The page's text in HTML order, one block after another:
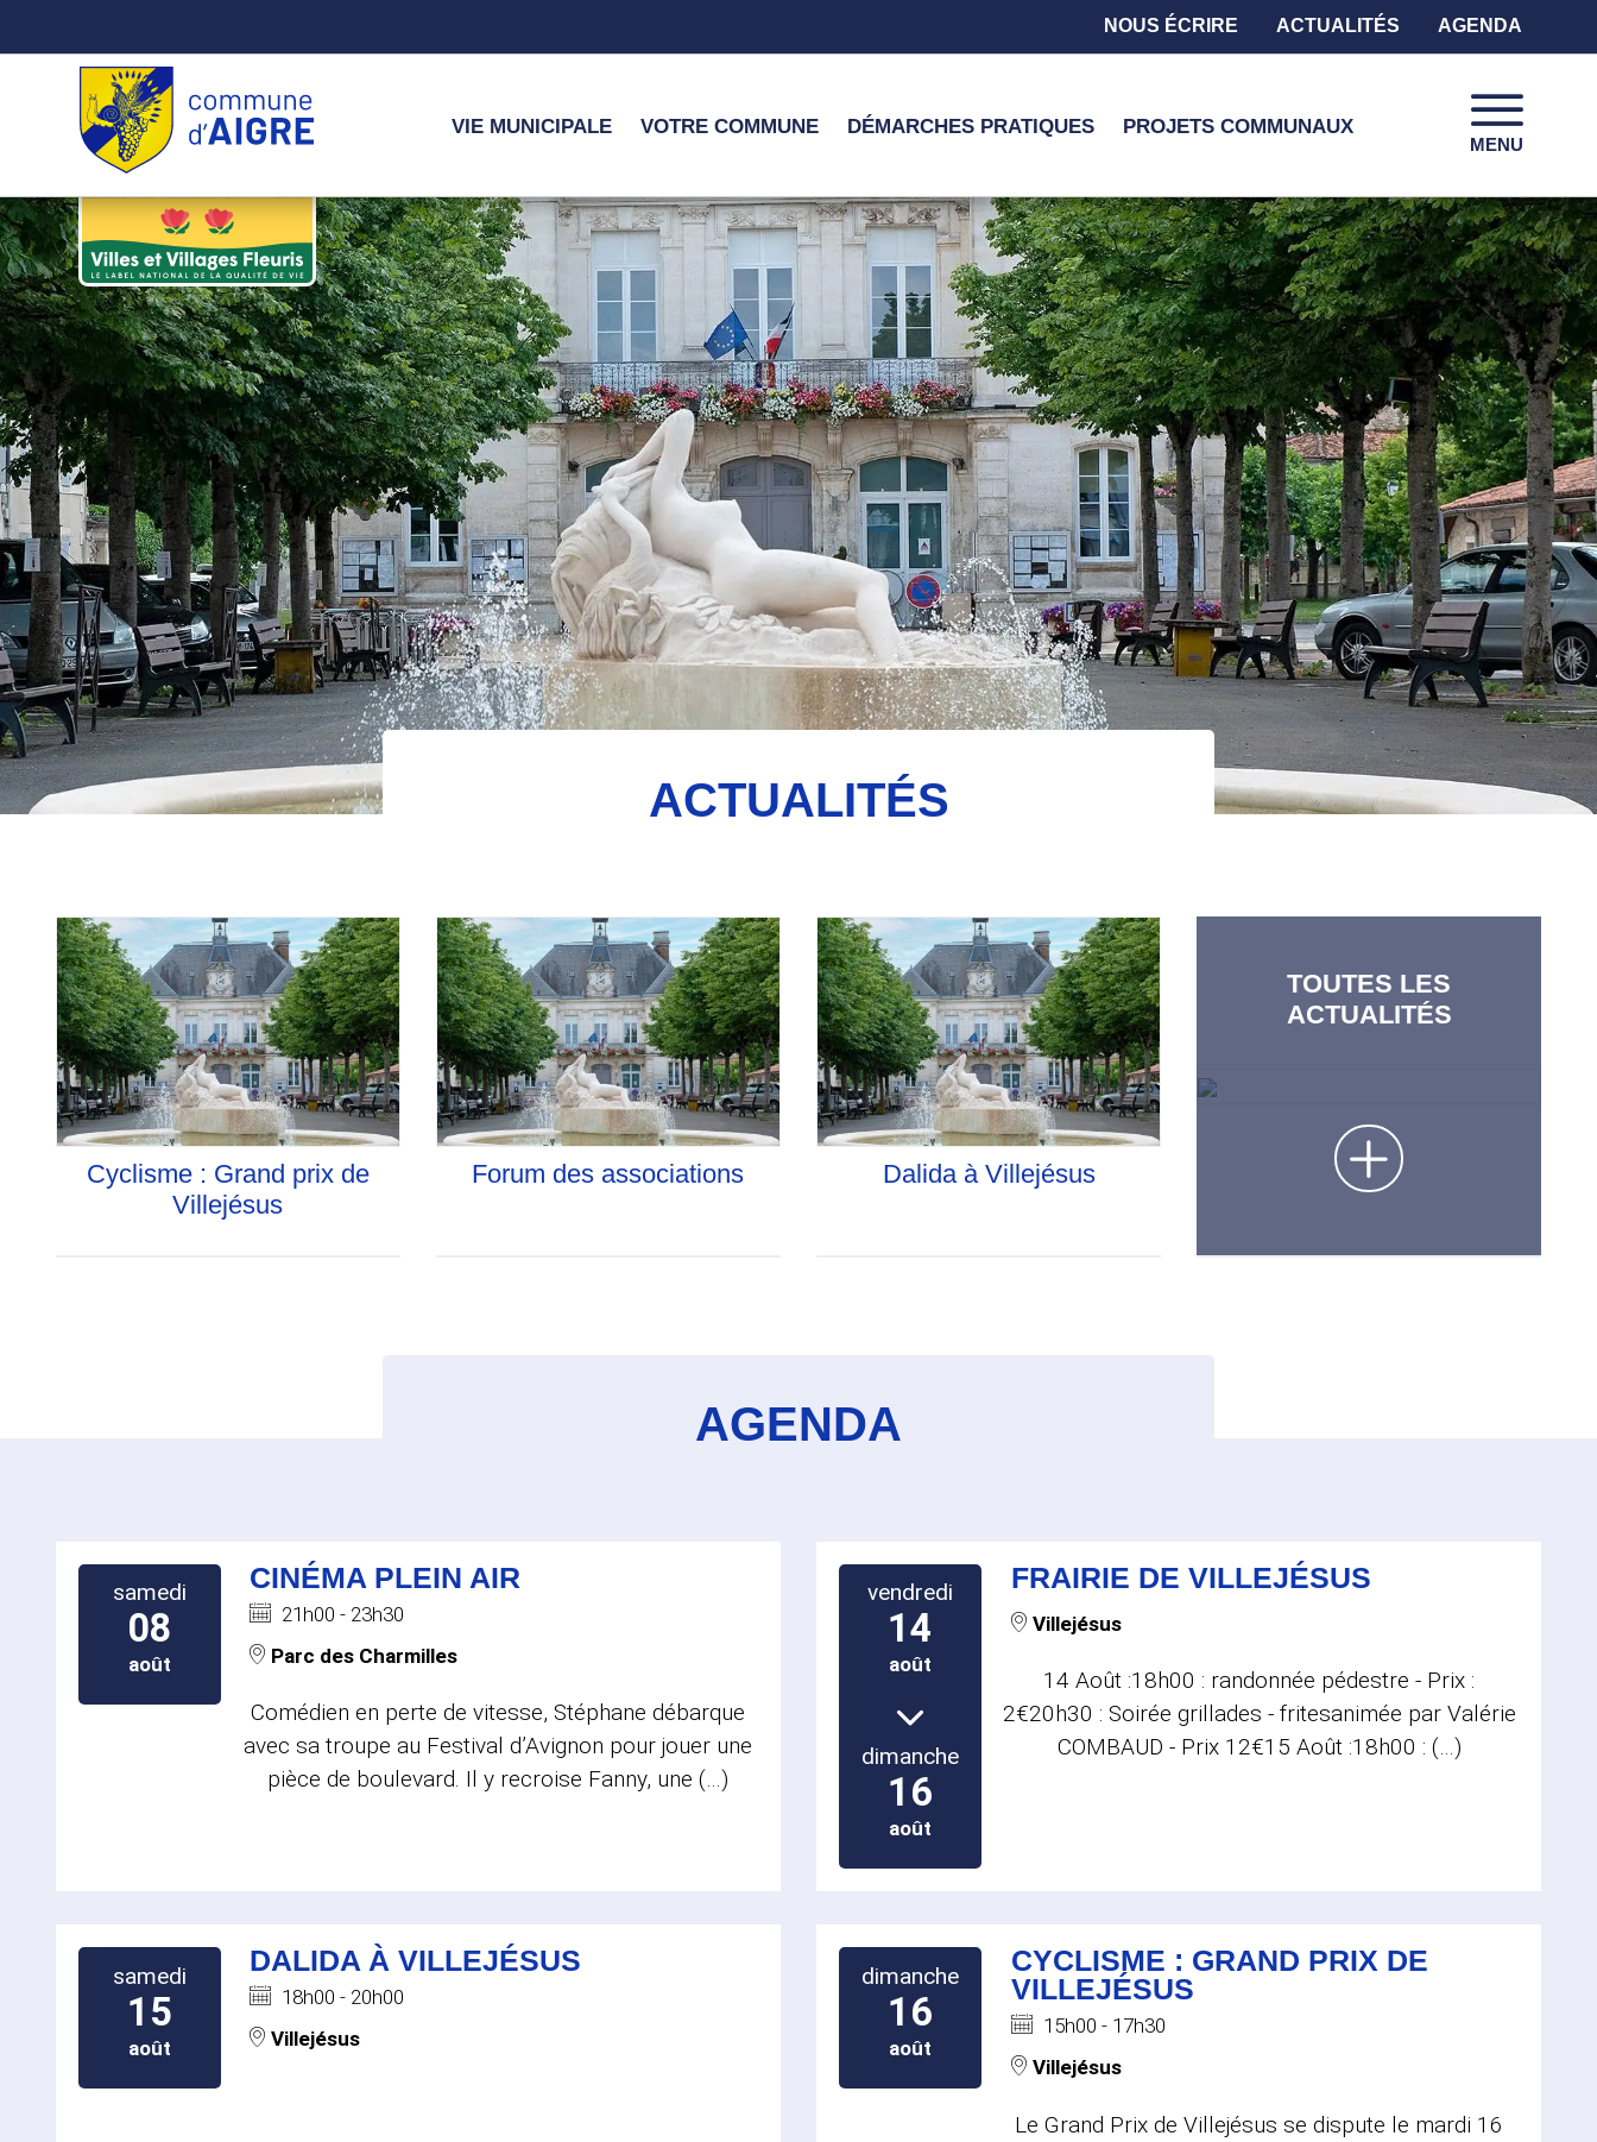
Commune d'Aigre – Infos, services et vie locale en Nord Charente
VIE MUNICIPALE VOTRE COMMUNE DÉMARCHES PRATIQUES PROJETS COMMUNAUX
MENU
NOUS ÉCRIRE ACTUALITÉS AGENDA
ACTUALITÉS
Cyclisme : Grand prix de
Villejésus
Forum des associations Dalida à Villejésus
TOUTES LES
ACTUALITÉS
AGENDA
samedi
08
août
CINÉMA PLEIN AIR
21h00 - 23h30
Parc des Charmilles
Comédien en perte de vitesse, Stéphane débarque
avec sa troupe au Festival d’Avignon pour jouer une
pièce de boulevard. Il y recroise Fanny, une (…)
vendredi
14
août
dimanche
16
août
FRAIRIE DE VILLEJÉSUS
Villejésus
14 Août :18h00 : randonnée pédestre - Prix :
2€20h30 : Soirée grillades - fritesanimée par Valérie
COMBAUD - Prix 12€15 Août :18h00 : (…)
samedi
15
août
DALIDA À VILLEJÉSUS
18h00 - 20h00
Villejésus
dimanche
16
août
CYCLISME : GRAND PRIX DE
VILLEJÉSUS
15h00 - 17h30
Villejésus
Le Grand Prix de Villejésus se dispute le mardi 16